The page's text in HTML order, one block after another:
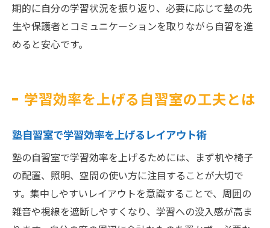
期的に自分の学習状況を振り返り、必要に応じて塾の先
生や保護者とコミュニケーションを取りながら自習を進
めると安心です。
学習効率を上げる自習室の工夫とは
塾自習室で学習効率を上げるレイアウト術
塾の自習室で学習効率を上げるためには、まず机や椅子
の配置、照明、空間の使い方に注目することが大切で
す。集中しやすいレイアウトを意識することで、周囲の
雑音や視線を遮断しやすくなり、学習への没入感が高ま